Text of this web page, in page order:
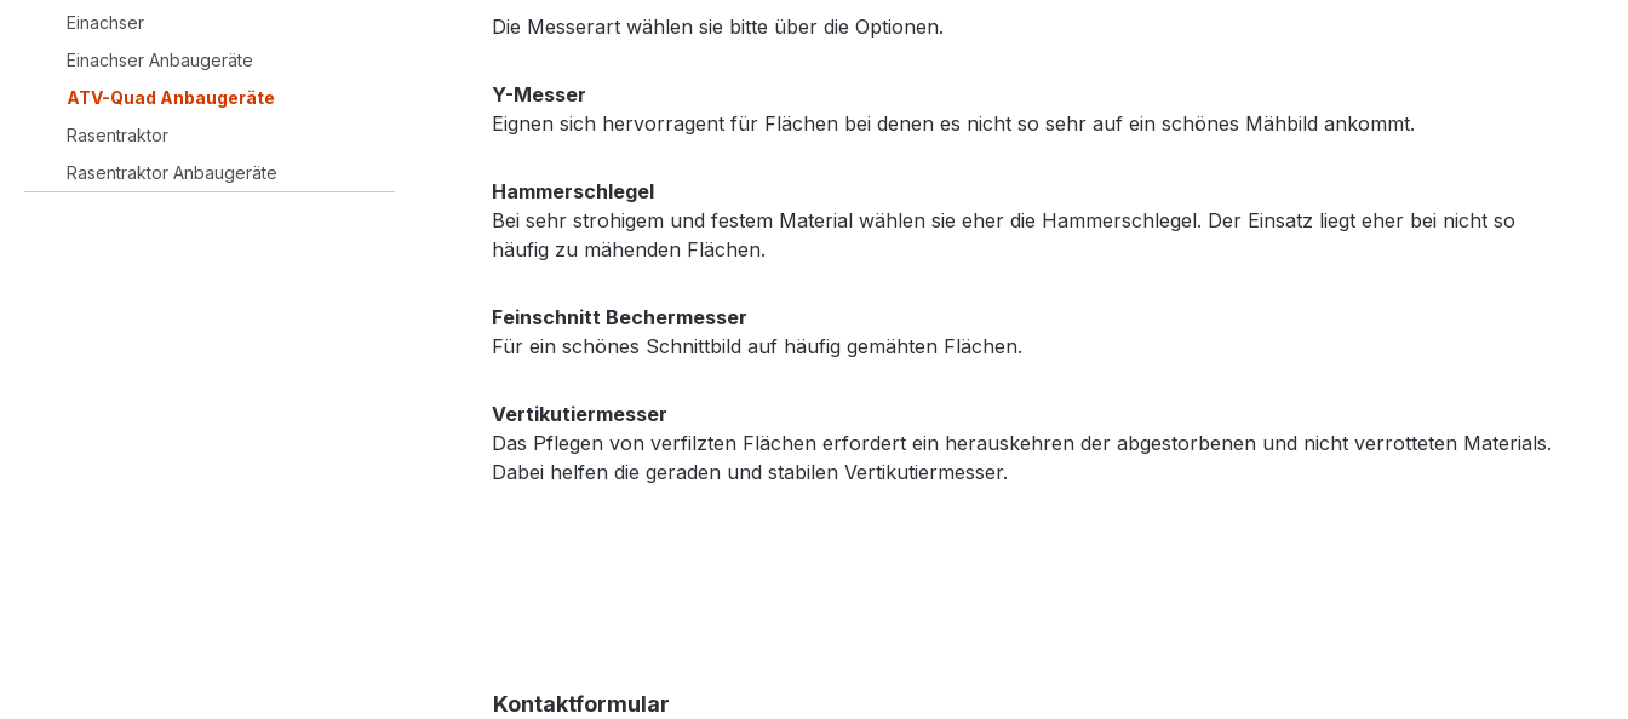
Einachser
Einachser Anbaugeräte
ATV-Quad Anbaugeräte
Rasentraktor
Rasentraktor Anbaugeräte
Die Messerart wählen sie bitte über die Optionen.
Y-Messer
Eignen sich hervorragent für Flächen bei denen es nicht so sehr auf ein schönes Mähbild ankommt.
Hammerschlegel
Bei sehr strohigem und festem Material wählen sie eher die Hammerschlegel. Der Einsatz liegt eher bei nicht so
häufig zu mähenden Flächen.
Feinschnitt Bechermesser
Für ein schönes Schnittbild auf häufig gemähten Flächen.
Vertikutiermesser
Das Pflegen von verfilzten Flächen erfordert ein herauskehren der abgestorbenen und nicht verrotteten Materials.
Dabei helfen die geraden und stabilen Vertikutiermesser.
Kontaktformular